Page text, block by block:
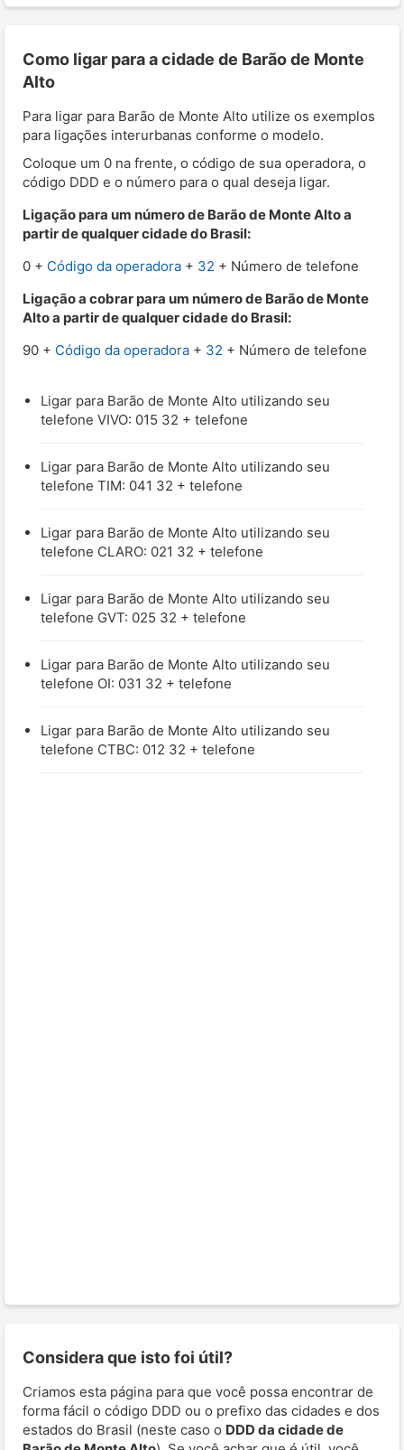
Como ligar para a cidade de Barão de Monte
Alto
Para ligar para Barão de Monte Alto utilize os exemplos
para ligações interurbanas conforme o modelo.
Coloque um 0 na frente, o código de sua operadora, o
código DDD e o número para o qual deseja ligar.
Ligação para um número de Barão de Monte Alto a
partir de qualquer cidade do Brasil:
0 + Código da operadora + 32 + Número de telefone
Ligação a cobrar para um número de Barão de Monte
Alto a partir de qualquer cidade do Brasil:
90 + Código da operadora + 32 + Número de telefone
Ligar para Barão de Monte Alto utilizando seu
telefone VIVO: 015 32 + telefone
Ligar para Barão de Monte Alto utilizando seu
telefone TIM: 041 32 + telefone
Ligar para Barão de Monte Alto utilizando seu
telefone CLARO: 021 32 + telefone
Ligar para Barão de Monte Alto utilizando seu
telefone GVT: 025 32 + telefone
Ligar para Barão de Monte Alto utilizando seu
telefone OI: 031 32 + telefone
Ligar para Barão de Monte Alto utilizando seu
telefone CTBC: 012 32 + telefone
Considera que isto foi útil?
Criamos esta página para que você possa encontrar de
forma fácil o código DDD ou o prefixo das cidades e dos
estados do Brasil (neste caso o DDD da cidade de